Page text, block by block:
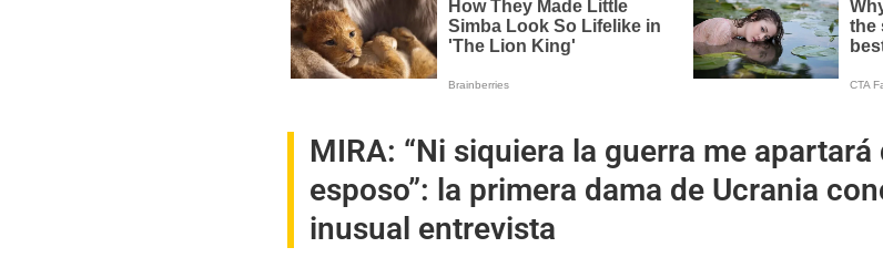
MIRA: “Ni siquiera la guerra me apartará
esposo”: la primera dama de Ucrania
inusual entrevista